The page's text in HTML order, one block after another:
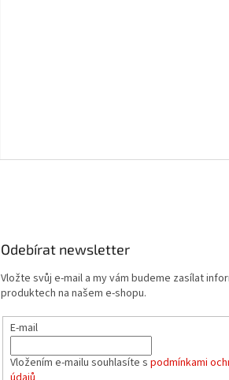
Odebírat newsletter
Vložte svůj e-mail a my vám budeme zasílat
produktech na našem e-shopu.
E-mail
Vložením e-mailu souhlasíte s podmínkami